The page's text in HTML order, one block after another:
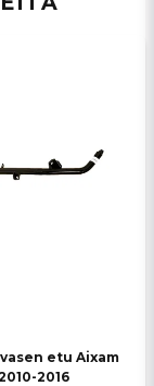
etu Aixam
2016